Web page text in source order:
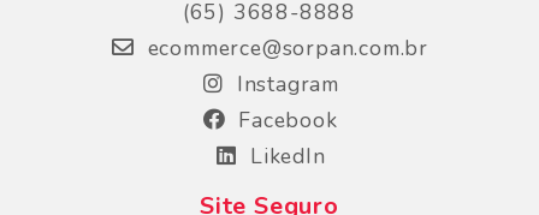
(65) 3688-8888
ecommerce@sorpan.com.br
Instagram
Facebook
LikedIn
Site Seguro